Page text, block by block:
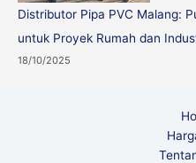
Distributor Pipa PVC Malang:
untuk Proyek Rumah dan
18/10/2025